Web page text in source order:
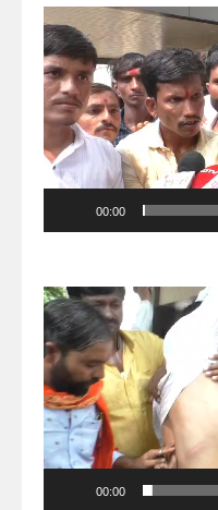
Video
Player
00:00
Video
Player
00:00